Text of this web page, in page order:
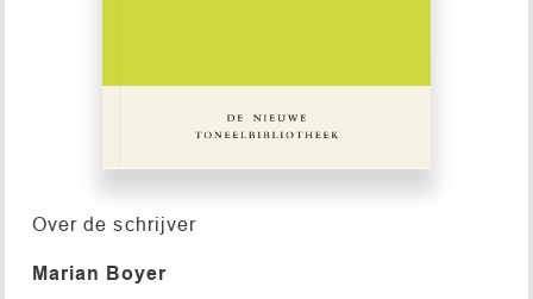
Over de schrijver
Marian Boyer